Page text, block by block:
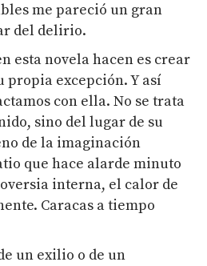
me pareció un gran
del delirio.
esta novela hacen es crear
propia excepción. Y así
con ella. No se trata
sino del lugar de su
de la imaginación
que hace alarde minuto
interna, el calor de
Caracas a tiempo
un exilio o de un